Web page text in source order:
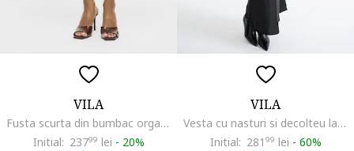
VILA
Fusta scurta din bumbac organic si talie inalta, Alb
Initial: 23799 lei - 20%
VILA
Vesta cu nasturi si decolteu la baza gatului, Negru
Initial: 281 99 lei - 60%